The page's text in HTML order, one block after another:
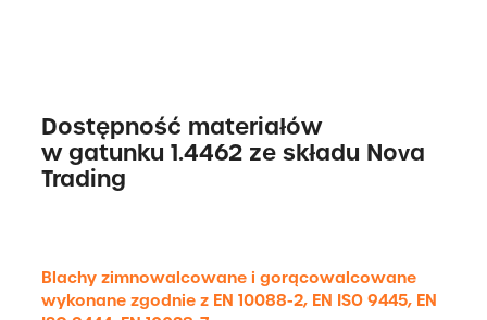
Dostępność materiałów
w gatunku 1.4462 ze składu Nova
Trading
Blachy zimnowalcowane i gorącowalcowane
wykonane zgodnie z EN 10088-2, EN ISO 9445, EN